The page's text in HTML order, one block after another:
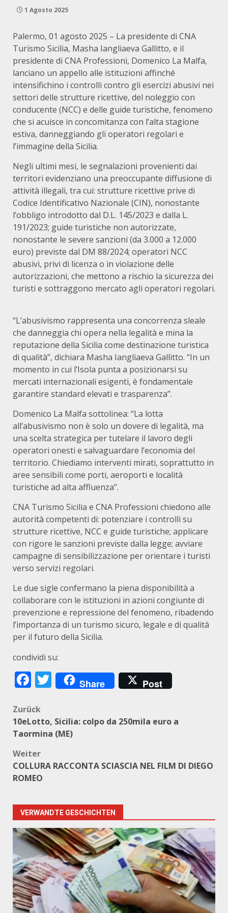
1 Agosto 2025
Palermo, 01 agosto 2025 – La presidente di CNA
Turismo Sicilia, Masha Iangliaeva Gallitto, e il
presidente di CNA Professioni, Domenico La Malfa,
lanciano un appello alle istituzioni affinché
intensifichino i controlli contro gli esercizi abusivi nei
settori delle strutture ricettive, del noleggio con
conducente (NCC) e delle guide turistiche, fenomeno
che si acuisce in concomitanza con l’alta stagione
estiva, danneggiando gli operatori regolari e
l’immagine della Sicilia.
Negli ultimi mesi, le segnalazioni provenienti dai
territori evidenziano una preoccupante diffusione di
attività illegali, tra cui: strutture ricettive prive di
Codice Identificativo Nazionale (CIN), nonostante
l’obbligo introdotto dal D.L. 145/2023 e dalla L.
191/2023; guide turistiche non autorizzate,
nonostante le severe sanzioni (da 3.000 a 12.000
euro) previste dal DM 88/2024; operatori NCC
abusivi, privi di licenza o in violazione delle
autorizzazioni, che mettono a rischio la sicurezza dei
turisti e sottraggono mercato agli operatori regolari.
“L’abusivismo rappresenta una concorrenza sleale
che danneggia chi opera nella legalità e mina la
reputazione della Sicilia come destinazione turistica
di qualità”, dichiara Masha Iangliaeva Gallitto. “In un
momento in cui l’Isola punta a posizionarsi su
mercati internazionali esigenti, è fondamentale
garantire standard elevati e trasparenza”.
Domenico La Malfa sottolinea: “La lotta
all’abusivismo non è solo un dovere di legalità, ma
una scelta strategica per tutelare il lavoro degli
operatori onesti e salvaguardare l’economia del
territorio. Chiediamo interventi mirati, soprattutto in
aree sensibili come porti, aeroporti e località
turistiche ad alta affluenza”.
CNA Turismo Sicilia e CNA Professioni chiedono alle
autorità competenti di: potenziare i controlli su
strutture ricettive, NCC e guide turistiche; applicare
con rigore le sanzioni previste dalla legge; avviare
campagne di sensibilizzazione per orientare i turisti
verso servizi regolari.
Le due sigle confermano la piena disponibilità a
collaborare con le istituzioni in azioni congiunte di
prevenzione e repressione del fenomeno, ribadendo
l’importanza di un turismo sicuro, legale e di qualità
per il futuro della Sicilia.
condividi su:
Facebook
Twitter
Share Post
Beitragsnavigation
Zurück
10eLotto, Sicilia: colpo da 250mila euro a
Taormina (ME)
Weiter
COLLURA RACCONTA SCIASCIA NEL FILM DI DIEGO
ROMEO
VERWANDTE GESCHICHTEN